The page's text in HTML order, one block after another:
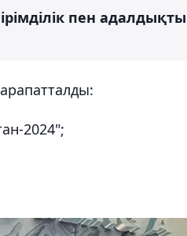
пен
2024";